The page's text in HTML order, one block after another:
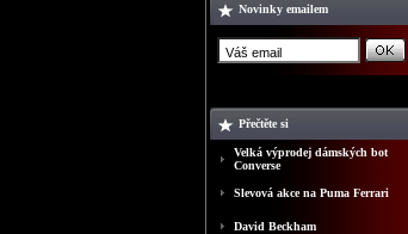
Novinky emailem
Přečtěte si
Velká výprodej dámských bot
Converse
Slevová akce na Puma Ferrari
David Beckham